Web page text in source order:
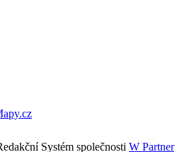
Systém společnosti W Partner